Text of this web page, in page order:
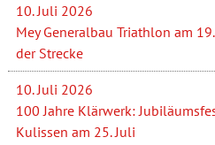
10. Juli 2026
Mey Generalbau Triathlon am
der Strecke
10. Juli 2026
100 Jahre Klärwerk:
Kulissen am 25. Juli